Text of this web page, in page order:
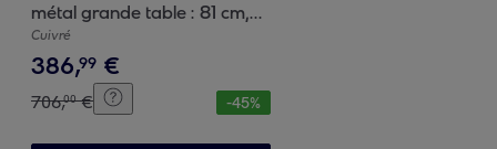
métal grande table : 81 cm,
petite table : 70 cm style
moderne
Cuivré
386,99 €
706,00 € -45%